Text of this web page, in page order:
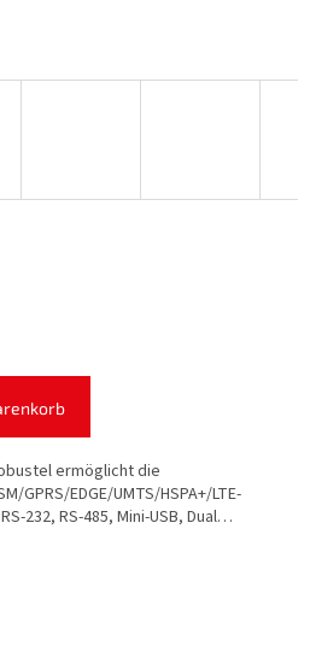
ermöglicht die
GPRS/EDGE/UMTS/HSPA+/LTE-
232, RS-485, Mini-USB, Dual…